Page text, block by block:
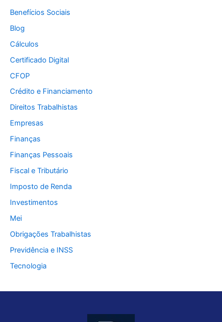
Benefícios Sociais
Blog
Cálculos
Certificado Digital
CFOP
Crédito e Financiamento
Direitos Trabalhistas
Empresas
Finanças
Finanças Pessoais
Fiscal e Tributário
Imposto de Renda
Investimentos
Mei
Obrigações Trabalhistas
Previdência e INSS
Tecnologia